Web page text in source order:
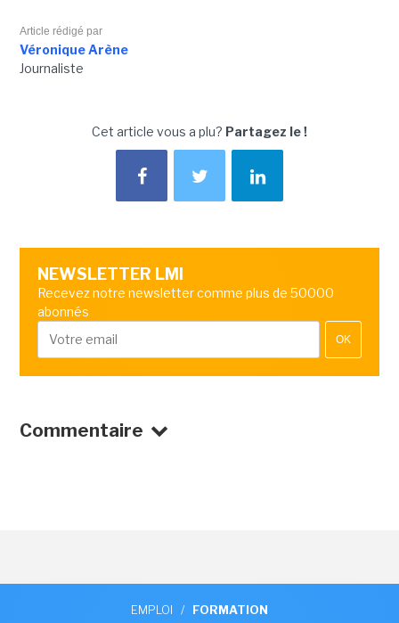
Article rédigé par
Véronique Arène
Journaliste
Cet article vous a plu? Partagez le !
NEWSLETTER LMI
Recevez notre newsletter comme plus de 50000
abonnés
OK
Commentaire
EMPLOI / FORMATION